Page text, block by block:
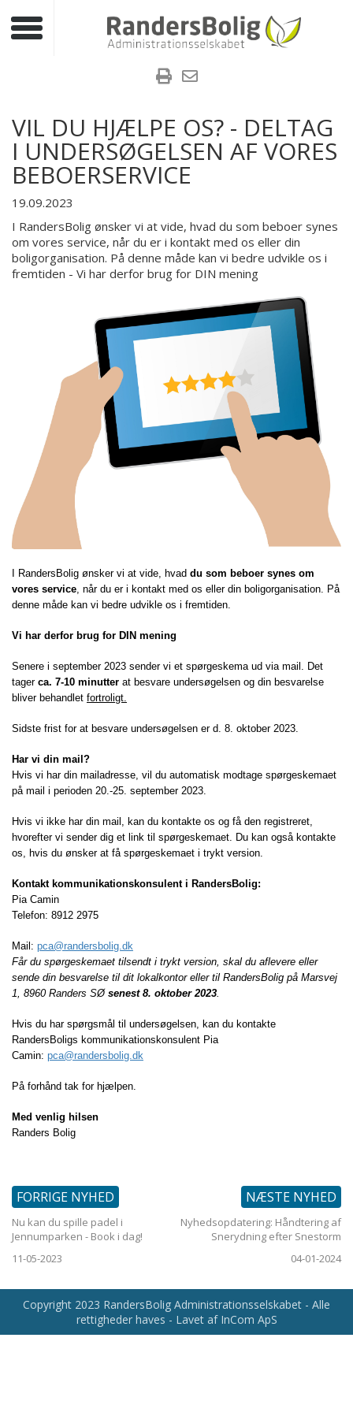
Toggle navigation
VIL DU HJÆLPE OS? - DELTAG
I UNDERSØGELSEN AF VORES
BEBOERSERVICE
19.09.2023
I RandersBolig ønsker vi at vide, hvad du som beboer synes
om vores service, når du er i kontakt med os eller din
boligorganisation. På denne måde kan vi bedre udvikle os i
fremtiden - Vi har derfor brug for DIN mening
I RandersBolig ønsker vi at vide, hvad du som beboer synes om
vores service , når du er i kontakt med os eller din boligorganisation. På
denne måde kan vi bedre udvikle os i fremtiden.
Vi har derfor brug for DIN mening
Senere i september 2023 sender vi et spørgeskema ud via mail. Det
tager ca. 7-10 minutter at besvare undersøgelsen og din besvarelse
bliver behandlet fortroligt.
Sidste frist for at besvare undersøgelsen er d. 8. oktober 2023.
Har vi din mail?
Hvis vi har din mailadresse, vil du automatisk modtage spørgeskemaet
på mail i perioden 20.-25. september 2023.
Hvis vi ikke har din mail, kan du kontakte os og få den registreret,
hvorefter vi sender dig et link til spørgeskemaet. Du kan også kontakte
os, hvis du ønsker at få spørgeskemaet i trykt version.
Kontakt kommunikationskonsulent i RandersBolig:
Pia Camin
Telefon: 8912 2975
Mail: pca@randersbolig.dk
Får du spørgeskemaet tilsendt i trykt version, skal du aflevere eller
sende din besvarelse til dit lokalkontor eller til RandersBolig på Marsvej
1, 8960 Randers SØ senest 8. oktober 2023
Hvis du har spørgsmål til undersøgelsen, kan du kontakte
RandersBoligs kommunikationskonsulent Pia
Camin: pca@randersbolig.dk
På forhånd tak for hjælpen.
Med venlig hilsen
Randers Bolig
FORRIGE NYHED
Nu kan du spille padel i
Jennumparken - Book i dag!
11-05-2023
NÆSTE NYHED
Nyhedsopdatering: Håndtering af
Snerydning efter Snestorm
04-01-2024
Copyright 2023 RandersBolig Administrationsselskabet - Alle
rettigheder haves - Lavet af InCom ApS